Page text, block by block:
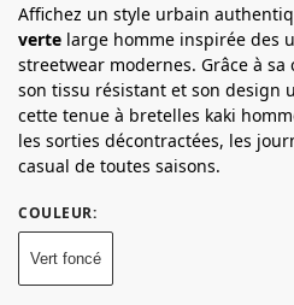
Affichez un style urbain
verte large homme inspirée des
streetwear modernes. Grâce à
son tissu résistant et son design
cette tenue à bretelles kaki
les sorties décontractées, les
casual de toutes saisons.
COULEUR:
Vert foncé